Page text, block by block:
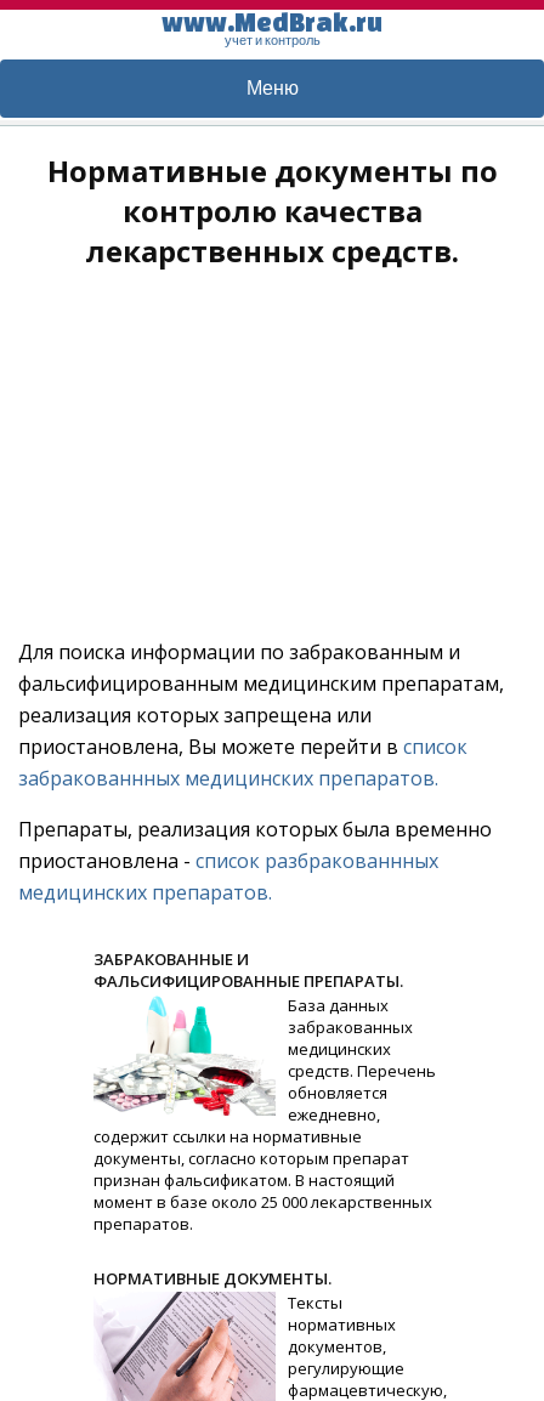
www.MedBrak.ru
учет и контроль
Меню
Нормативные документы по
контролю качества
лекарственных средств.
Для поиска информации по забракованным и
фальсифицированным медицинским препаратам,
реализация которых запрещена или
приостановлена, Вы можете перейти в список
забракованнных медицинских препаратов.
Препараты, реализация которых была временно
приостановлена - список разбракованнных
медицинских препаратов.
ЗАБРАКОВАННЫЕ И
ФАЛЬСИФИЦИРОВАННЫЕ ПРЕПАРАТЫ.
База данных
забракованных
медицинских
средств. Перечень
обновляется
ежедневно,
содержит ссылки на нормативные
документы, согласно которым препарат
признан фальсификатом. В настоящий
момент в базе около 25 000 лекарственных
препаратов.
НОРМАТИВНЫЕ ДОКУМЕНТЫ.
Тексты
нормативных
документов,
регулирующие
фармацевтическую,